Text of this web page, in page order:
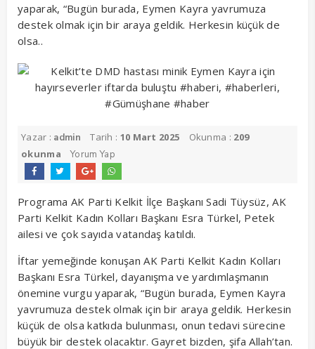
yaparak, “Bugün burada, Eymen Kayra yavrumuza
destek olmak için bir araya geldik. Herkesin küçük de
olsa..
Yazar : admin Tarih : 10 Mart 2025 Okunma : 209
okunma
Yorum Yap
Programa AK Parti Kelkit İlçe Başkanı Sadi Tüysüz, AK
Parti Kelkit Kadın Kolları Başkanı Esra Türkel, Petek
ailesi ve çok sayıda vatandaş katıldı.
İftar yemeğinde konuşan AK Parti Kelkit Kadın Kolları
Başkanı Esra Türkel, dayanışma ve yardımlaşmanın
önemine vurgu yaparak, “Bugün burada, Eymen Kayra
yavrumuza destek olmak için bir araya geldik. Herkesin
küçük de olsa katkıda bulunması, onun tedavi sürecine
büyük bir destek olacaktır. Gayret bizden, şifa Allah’tan.